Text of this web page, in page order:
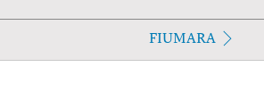
FIUMARA